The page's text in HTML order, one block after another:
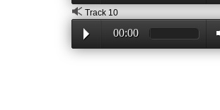
Track 10
00:00